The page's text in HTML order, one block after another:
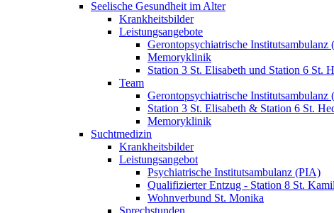
Seelische Gesundheit im Alter
Krankheitsbilder
Leistungsangebote
Gerontopsychiatrische Institutsambulanz
Memoryklinik
Station 3 St. Elisabeth und Station 6 St.
Team
Gerontopsychiatrische Institutsambulanz
Station 3 St. Elisabeth & Station 6 St.
Memoryklinik
Suchtmedizin
Krankheitsbilder
Leistungsangebot
Psychiatrische Institutsambulanz (PIA)
Qualifizierter Entzug - Station 8 St.
Wohnverbund St. Monika
Sprechstunden